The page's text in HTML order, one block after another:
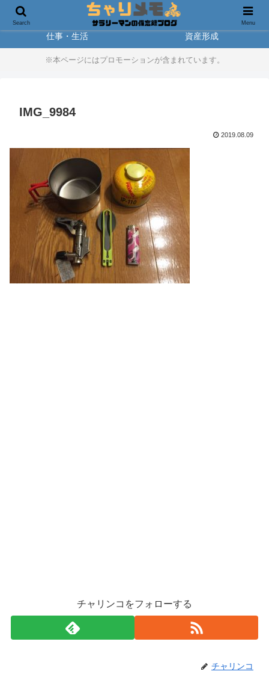
製品レビュー
仕事・生活 資産形成
※本ページにはプロモーションが含まれています。
IMG_9984
2019.08.09
チャリンコをフォローする
チャリンコ
Search Menu